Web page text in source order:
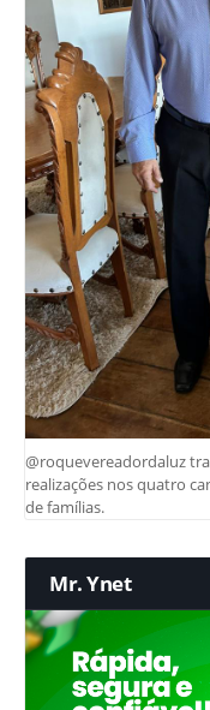
@roquevereadordaluz
realizações nos quatro
de famílias.
Mr. Ynet